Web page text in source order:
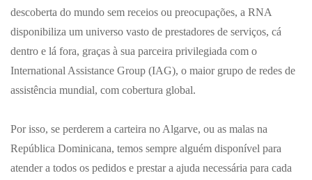
descoberta do mundo sem receios ou preocupações, a RNA
disponibiliza um universo vasto de prestadores de serviços, cá
dentro e lá fora, graças à sua parceira privilegiada com o
International Assistance Group (IAG), o maior grupo de redes de
assistência mundial, com cobertura global.
Por isso, se perderem a carteira no Algarve, ou as malas na
República Dominicana, temos sempre alguém disponível para
atender a todos os pedidos e prestar a ajuda necessária para cada